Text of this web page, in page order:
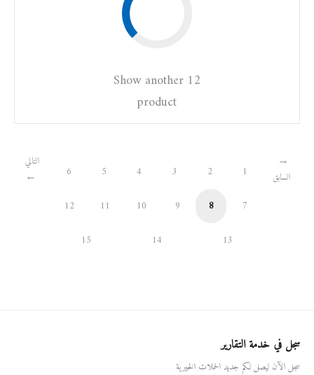
Show another 12
product
السابق 1
2
3
4
5
6
7
8
9
10
11
12
13
14
15
التالي
سجل في خدمة التقارير
سجل الآن ليصل لكم جديد الحملات الخيرية